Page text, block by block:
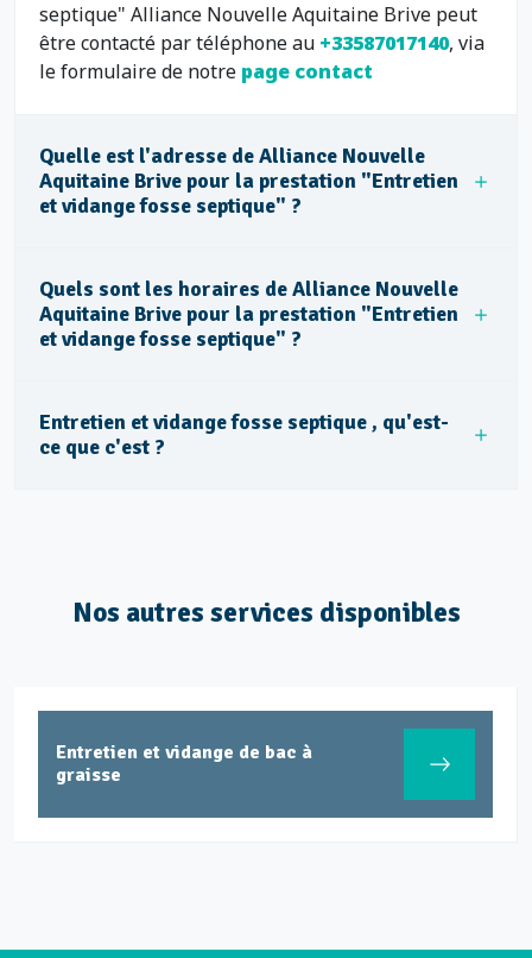
septique" Alliance Nouvelle Aquitaine Brive peut
être contacté par téléphone au +33587017140, via
le formulaire de notre page contact
Quelle est l'adresse de Alliance Nouvelle
Aquitaine Brive pour la prestation "Entretien
et vidange fosse septique" ?
Quels sont les horaires de Alliance Nouvelle
Aquitaine Brive pour la prestation "Entretien
et vidange fosse septique" ?
Entretien et vidange fosse septique , qu'est-
ce que c'est ?
Nos autres services disponibles
Entretien et vidange de bac à
graisse